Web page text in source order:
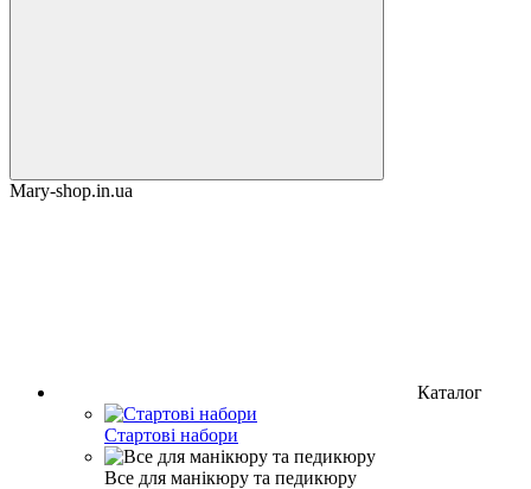
Mary-shop.in.ua
Каталог
Стартові набори
Все для манікюру та педикюру